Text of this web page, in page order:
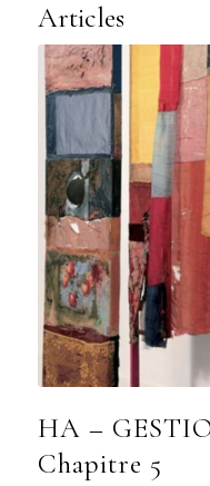
Articles
HA –
Chapitre 5